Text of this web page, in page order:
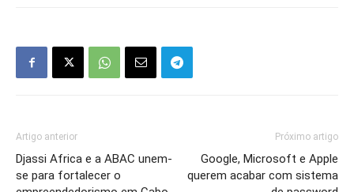
Artigo anterior
Djassi Africa e a ABAC unem-
se para fortalecer o
Próximo artigo
Google, Microsoft e Apple
querem acabar com sistema